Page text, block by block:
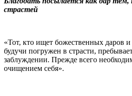
страстей
«Тот, кто ищет божественных даров
будучи погружен в страсти,
заблуждении. Прежде всего
очищением себя».